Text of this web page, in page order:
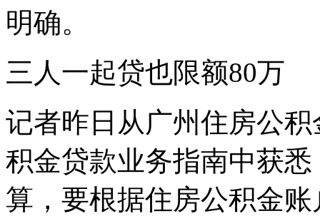
明确。
三人一起贷也限额80万
记者昨日从广州住房公
积金贷款业务指南中获
算，要根据住房公积金